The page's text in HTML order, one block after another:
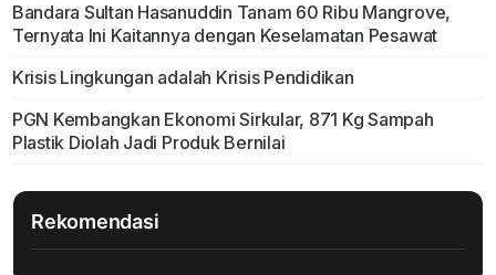
Bandara Sultan Hasanuddin Tanam 60 Ribu Mangrove,
Ternyata Ini Kaitannya dengan Keselamatan Pesawat
Krisis Lingkungan adalah Krisis Pendidikan
PGN Kembangkan Ekonomi Sirkular, 871 Kg Sampah
Plastik Diolah Jadi Produk Bernilai
Rekomendasi